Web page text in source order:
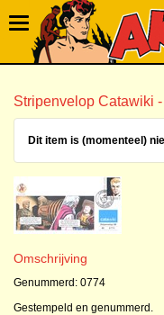
Stripenvelop Catawiki
Dit item is (momenteel)
Omschrijving
Genummerd: 0774
Gestempeld en genummerd.